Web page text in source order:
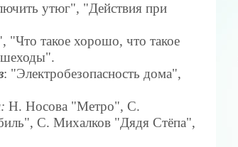
утюг", "Действия при
"Что такое хорошо, что такое
: "Электробезопасность дома",
: Н. Носова "Метро", С.
С. Михалков "Дядя Стёпа",